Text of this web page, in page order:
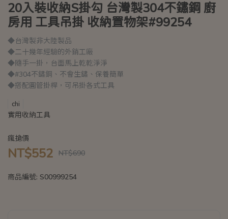
20入裝收納S掛勾 台灣製304不鏽鋼 廚
房用 工具吊掛 收納置物架#99254
◆台灣製非大陸製品
◆二十幾年經驗的外銷工廠
◆隨手一掛，台面馬上乾乾淨淨
◆#304不鏽鋼、不會生鏽、保養簡單
◆搭配圓管掛桿，可吊掛各式工具
chi
實用收納工具
瘋搶價
NT$552 NT$690
商品編號: S00999254